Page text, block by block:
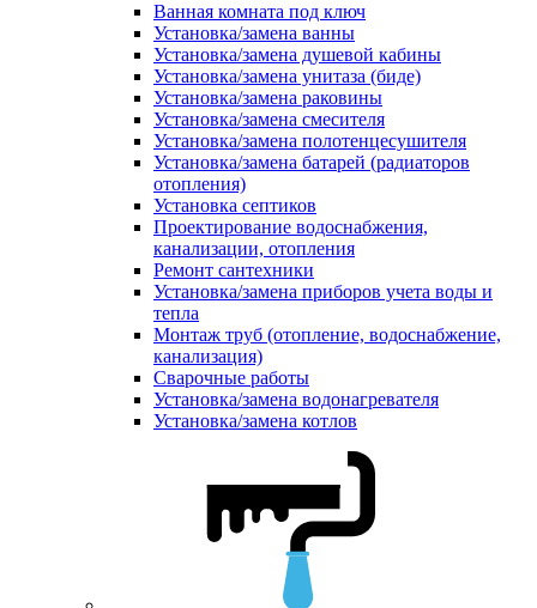
Ванная комната под ключ
Установка/замена ванны
Установка/замена душевой кабины
Установка/замена унитаза (биде)
Установка/замена раковины
Установка/замена смесителя
Установка/замена полотенцесушителя
Установка/замена батарей (радиаторов
отопления)
Установка септиков
Проектирование водоснабжения,
канализации, отопления
Ремонт сантехники
Установка/замена приборов учета воды и
тепла
Монтаж труб (отопление, водоснабжение,
канализация)
Сварочные работы
Установка/замена водонагревателя
Установка/замена котлов